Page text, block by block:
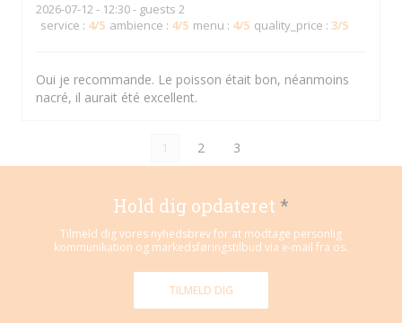
2026-07-12 - 12:30 - guests 2
service : 4/5 ambience : 4/5 menu : 4/5 quality_price : 3/5
Oui je recommande. Le poisson était bon, néanmoins
nacré, il aurait été excellent.
1 2 3
Hold dig opdateret *
Tilmeld dig vores nyhedsbrev for at modtage personlig
kommunikation og markedsføringstilbud via e-mail fra os.
TILMELD DIG